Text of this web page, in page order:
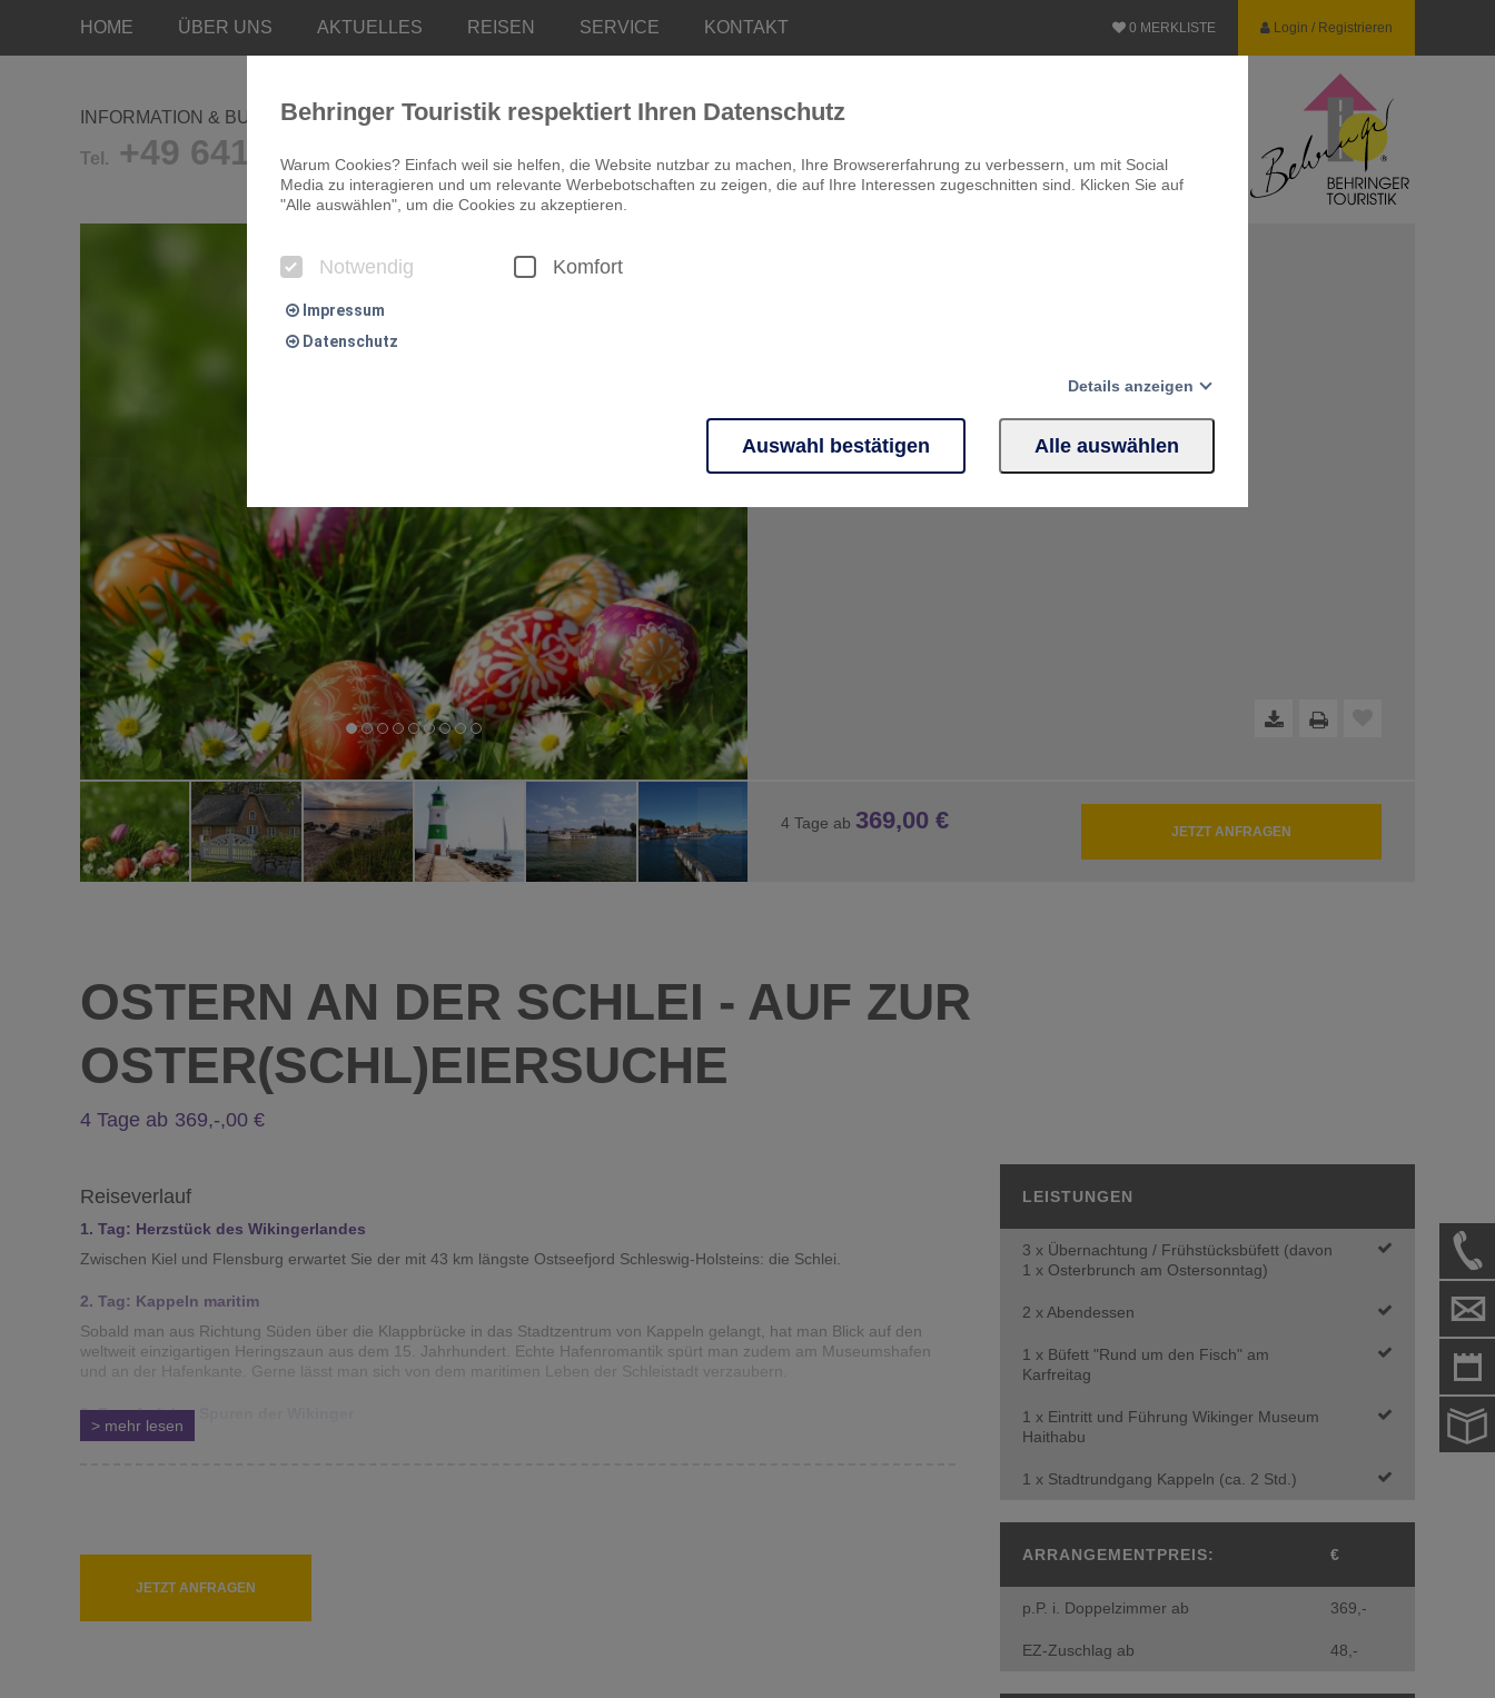
HOME ÜBER UNS AKTUELLES REISEN SERVICE KONTAKT Login / Registrieren
0 MERKLISTE
INFORMATION & BUCHUNG
Tel. +49 641/9681-0
Historischer Frühjahrsmarkt in Haithabu
4 Tage ab 369,00 € JETZT ANFRAGEN
OSTERN AN DER SCHLEI - AUF ZUR
OSTER(SCHL)EIERSUCHE
4 Tage ab 369,-
Reiseverlauf
1. Tag: Herzstück des Wikingerlandes
Zwischen Kiel und Flensburg erwartet Sie der mit 43 km längste Ostseefjord Schleswig-Holsteins: die Schlei.
2. Tag: Kappeln maritim
Sobald man aus Richtung Süden über die Klappbrücke in das Stadtzentrum von Kappeln gelangt, hat man Blick auf den
weltweit einzigartigen Heringszaun aus dem 15. Jahrhundert. Echte Hafenromantik spürt man zudem am Museumshafen
und an der Hafenkante. Gerne lässt man sich von dem maritimen Leben der Schleistadt verzaubern.
3. Tag: Auf den Spuren der Wikinger
Haithabu gehört seit Sommer 2018 zum UNESCO Welterbe. Bei einer Museumsführung erhalten Sie Einblicke in das
> mehr lesen
JETZT ANFRAGEN
LEISTUNGEN
3 x Übernachtung / Frühstücksbüfett (davon
1 x Osterbrunch am Ostersonntag)
2 x Abendessen
1 x Büfett "Rund um den Fisch" am
Karfreitag
1 x Eintritt und Führung Wikinger Museum
Haithabu
1 x Stadtrundgang Kappeln (ca. 2 Std.)
ARRANGEMENTPREIS: €
p.P. i. Doppelzimmer ab 369,-
EZ-Zuschlag ab 48,-
Behringer Touristik respektiert Ihren Datenschutz
Warum Cookies? Einfach weil sie helfen, die Website nutzbar zu machen, Ihre Browsererfahrung zu verbessern, um mit Social
Media zu interagieren und um relevante Werbebotschaften zu zeigen, die auf Ihre Interessen zugeschnitten sind. Klicken Sie auf
"Alle auswählen", um die Cookies zu akzeptieren.
Notwendig Komfort
Impressum
Datenschutz
Details anzeigen
Essentielle Cookies ermöglichen grundlegende Funktionen und sind für die einwandfreie Funktion der Website erforderlich.
Diese Cookies ermöglichen die Interaktion mit Facebook und Google Maps. Sie werden für die einwandfreie Funktion der Website
nicht benötigt.
Auswahl bestätigen Alle auswählen